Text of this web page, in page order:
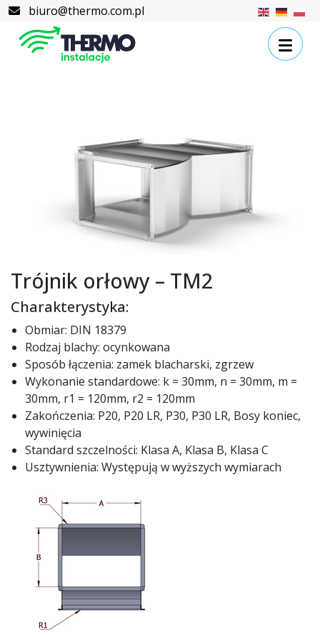
biuro@thermo.com.pl
Skip to content
Skip to footer
Trójnik orłowy – TM2
Charakterystyka:
Obmiar: DIN 18379
Rodzaj blachy: ocynkowana
Sposób łączenia: zamek blacharski, zgrzew
Wykonanie standardowe: k = 30mm, n = 30mm, m =
30mm, r1 = 120mm, r2 = 120mm
Zakończenia: P20, P20 LR, P30, P30 LR, Bosy koniec,
wywinięcia
Standard szczelności: Klasa A, Klasa B, Klasa C
Usztywnienia: Występują w wyższych wymiarach